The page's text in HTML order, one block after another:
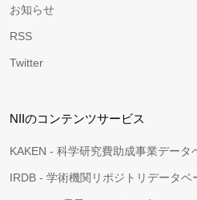
お知らせ
RSS
Twitter
NIIのコンテンツサービス
KAKEN - 科学研究費助成事業データ
IRDB - 学術機関リポジトリデータベ